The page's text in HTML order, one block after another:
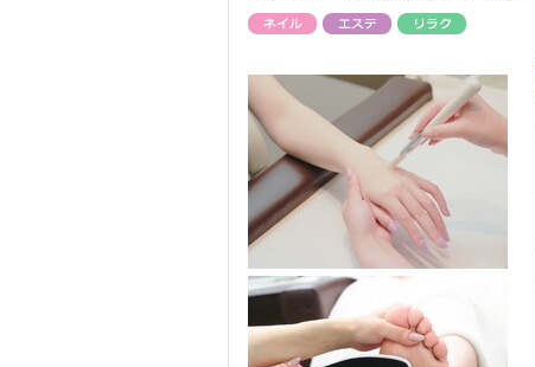
ネイル エステ